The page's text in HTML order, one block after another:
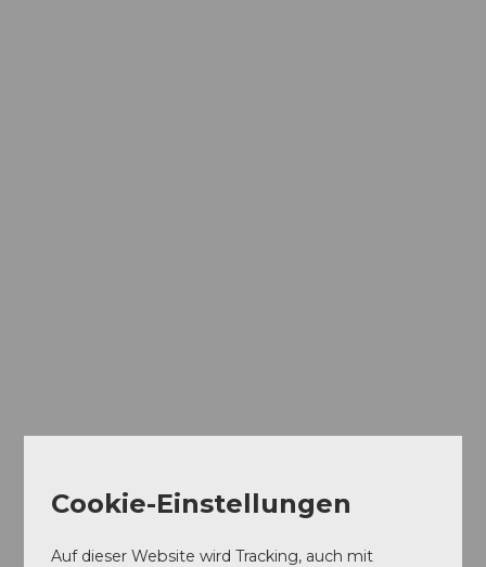
Cookie-Einstellungen
Auf dieser Website wird Tracking, auch mit